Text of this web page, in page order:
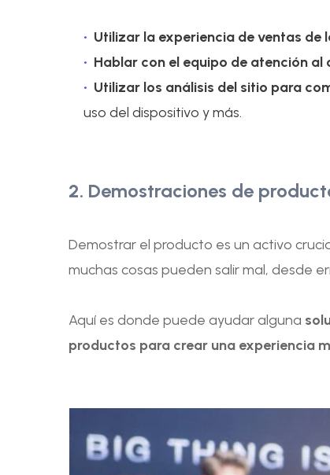
Utilizar la experiencia de ventas de
Hablar con el equipo de atención al
Utilizar los análisis del sitio para
uso del dispositivo y más.
2. Demostraciones de
Demostrar el producto es un activo
muchas cosas pueden salir mal, desde
Aquí es donde puede ayudar alguna
productos para crear una experiencia